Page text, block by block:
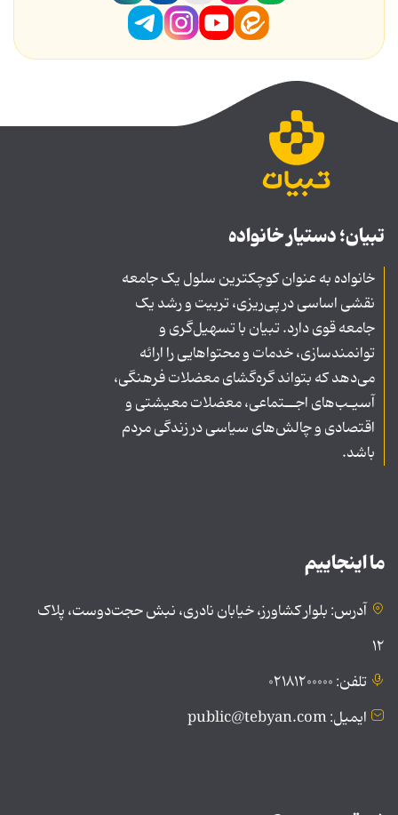
تبیان؛ دستیار خانواده
خانواده به عنوان کوچکترین سلول یک جامعه
نقشی اساسی در پی‌ریزی، تربیت و رشد یک
جامعه قوی دارد. تبیان با تسهیل‌گری و
توانمندسازی، خدمات و محتواهایی را ارائه
می‌دهد که بتواند گره‌گشای معضلات فرهنگی،
آسیـب‌های اجــتماعی، معضلات معیشتی و
اقتصادی و چالش‌های سیاسی در زندگی مردم
باشد.
ما اینجاییم
آدرس: بلوار کشاورز، خیابان نادری، نبش حجت‌دوست، پلاک
۱۲
تلفن: ۰۲۱۸۱۲۰۰۰۰۰
ایمیل: public@tebyan.com